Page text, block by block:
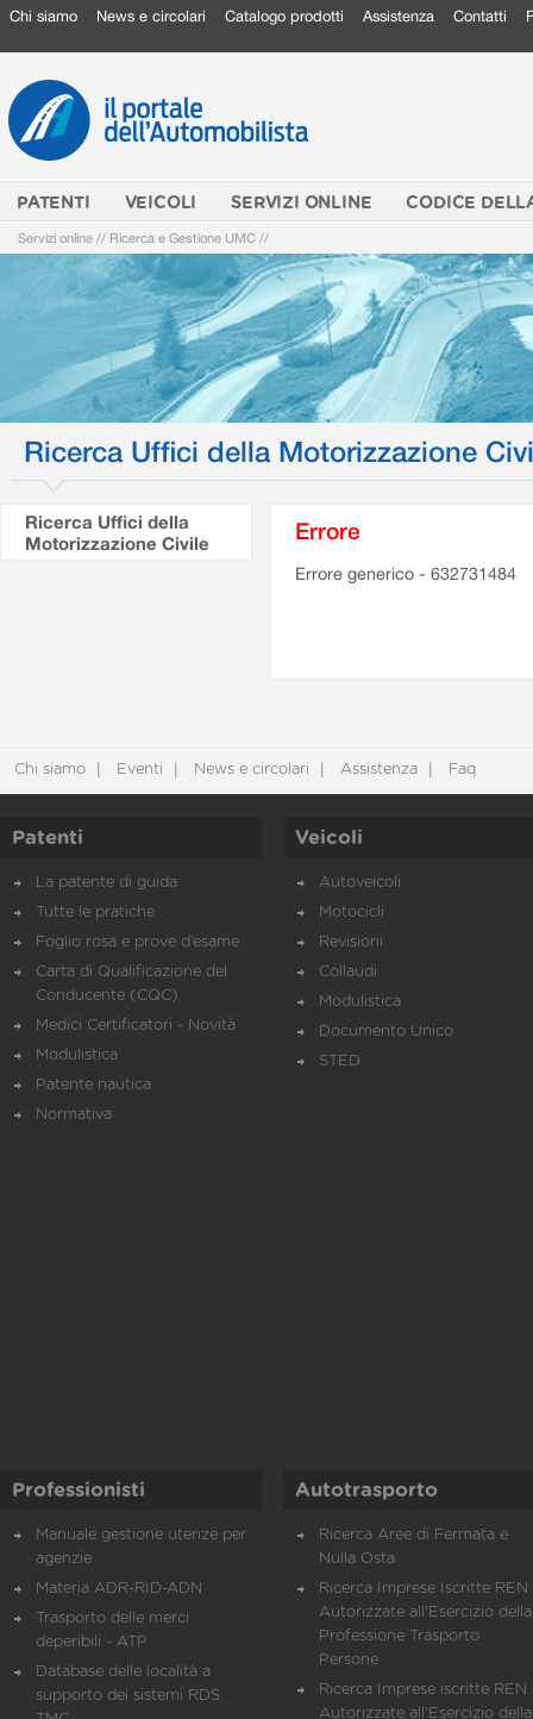
Chi siamo News e circolari Catalogo prodotti Assistenza Contatti
PATENTI VEICOLI SERVIZI ONLINE CODICE
Servizi online // Ricerca e Gestione UMC //
Ricerca Uffici della Motorizzazione
Ricerca Uffici della
Motorizzazione Civile
Errore
Errore generico - 632731484
Chi siamo Eventi News e circolari Assistenza Faq
Patenti
La patente di guida
Tutte le pratiche
Foglio rosa e prove d’esame
Carta di Qualificazione del
Conducente (CQC)
Medici Certificatori - Novità
Modulistica
Patente nautica
Normativa
Veicoli
Autoveicoli
Motocicli
Revisioni
Collaudi
Modulistica
Documento Unico
STED
Professionisti
Manuale gestione utenze per
agenzie
Materia ADR-RID-ADN
Trasporto delle merci
deperibili - ATP
Database delle località a
supporto dei sistemi RDS
Autotrasporto
Ricerca Aree di Fermata e
Nulla Osta
Ricerca Imprese Iscritte REN
Autorizzate all'Esercizio della
Professione Trasporto
Persone
Ricerca Imprese iscritte REN
Autorizzate all'Esercizio della